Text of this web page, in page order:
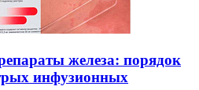
железа: порядок
инфузионных